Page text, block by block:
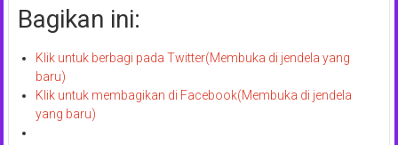
Bagikan ini:
Klik untuk berbagi pada Twitter(Membuka di jendela yang
baru)
Klik untuk membagikan di Facebook(Membuka di jendela
yang baru)